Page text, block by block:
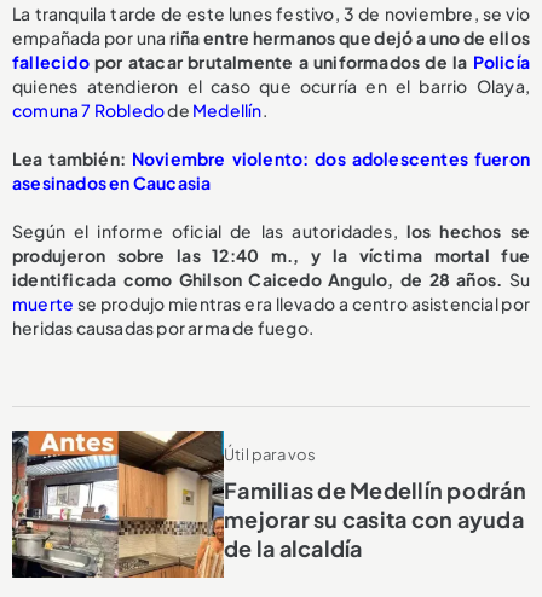
La tranquila tarde de este lunes festivo, 3 de noviembre, se vio
empañada por una riña entre hermanos que dejó a uno de ellos
fallecidopor atacar brutalmente a uniformados de la Policía
quienes atendieron el caso que ocurría en el barrio Olaya,
comuna 7 Robledode Medellín.
Lea también: Noviembre violento: dos adolescentes fueron
asesinados en Caucasia
Según el informe oficial de las autoridades, los hechos se
produjeron sobre las 12:40 m., y la víctima mortal fue
identificada como Ghilson Caicedo Angulo, de 28 años. Su
muerte se produjo mientras era llevado a centro asistencial por
heridas causadas por arma de fuego.
Útil para vos
Familias de Medellín podrán
mejorar su casita con ayuda
de la alcaldía